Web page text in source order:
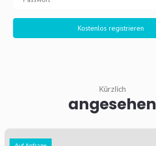
Kürzlich
angesehen